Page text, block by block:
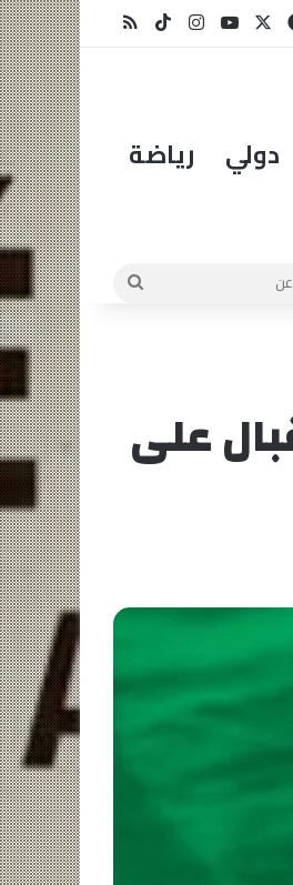
فيسبوكيوتيوبانستقرام
‫TikTokملخص الموقع RSS
دولي رياضة
بحث
على